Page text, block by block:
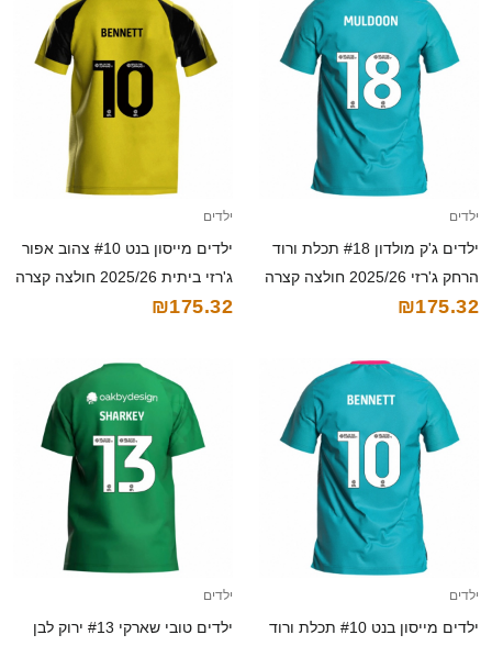
ילדים
ילדים ג'ק מולדון #18 תכלת ורוד
הרחק ג'רזי 2025/26 חולצה קצרה
₪175.32
ילדים
ילדים מייסון בנט #10 צהוב אפור
ג'רזי ביתית 2025/26 חולצה קצרה
₪175.32
ילדים
ילדים מייסון בנט #10 תכלת ורוד
ילדים
ילדים טובי שארקי #13 ירוק לבן